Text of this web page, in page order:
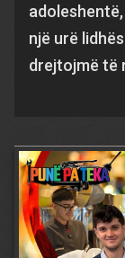
një urë
drejtojmë të